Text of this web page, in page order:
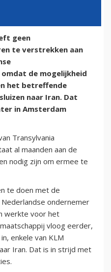
geen
te verstrekken aan
de mogelijkheid
het betreffende
naar Iran. Dat
in Amsterdam
Transylvania
al maanden aan de
nodig zijn om ermee te
te doen met de
ondernemer
werkte voor het
vloog eerder,
enkele van KLM
Iran. Dat is in strijd met